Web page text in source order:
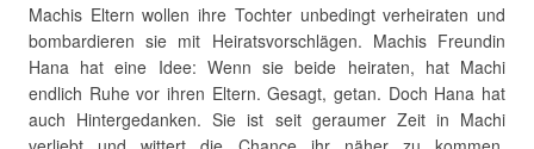
Machis Eltern wollen ihre Tochter unbedingt verheiraten und
bombardieren sie mit Heiratsvorschlägen. Machis Freundin
Hana hat eine Idee: Wenn sie beide heiraten, hat Machi
endlich Ruhe vor ihren Eltern. Gesagt, getan. Doch Hana hat
auch Hintergedanken. Sie ist seit geraumer Zeit in Machi